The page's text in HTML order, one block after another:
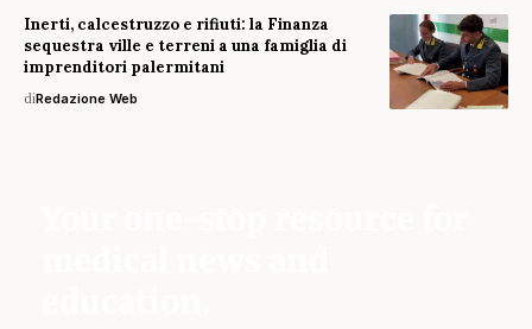
Inerti, calcestruzzo e rifiuti: la Finanza
sequestra ville e terreni a una famiglia di
imprenditori palermitani
diRedazione Web